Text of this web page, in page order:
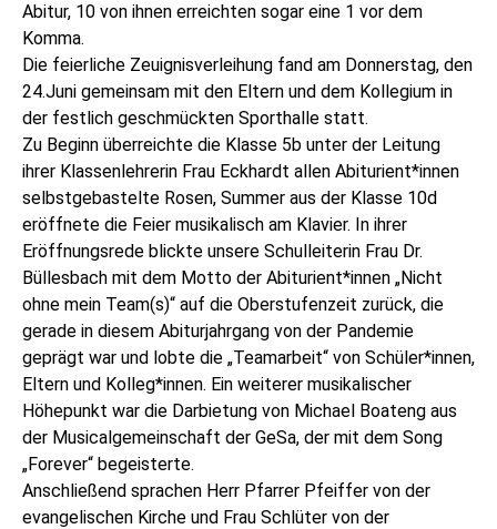
Abitur, 10 von ihnen erreichten sogar eine 1 vor dem
Komma.
Die feierliche Zeuignisverleihung fand am Donnerstag, den
24.Juni gemeinsam mit den Eltern und dem Kollegium in
der festlich geschmückten Sporthalle statt.
Zu Beginn überreichte die Klasse 5b unter der Leitung
ihrer Klassenlehrerin Frau Eckhardt allen Abiturient*innen
selbstgebastelte Rosen, Summer aus der Klasse 10d
eröffnete die Feier musikalisch am Klavier. In ihrer
Eröffnungsrede blickte unsere Schulleiterin Frau Dr.
Büllesbach mit dem Motto der Abiturient*innen „Nicht
ohne mein Team(s)“ auf die Oberstufenzeit zurück, die
gerade in diesem Abiturjahrgang von der Pandemie
geprägt war und lobte die „Teamarbeit“ von Schüler*innen,
Eltern und Kolleg*innen. Ein weiterer musikalischer
Höhepunkt war die Darbietung von Michael Boateng aus
der Musicalgemeinschaft der GeSa, der mit dem Song
„Forever“ begeisterte.
Anschließend sprachen Herr Pfarrer Pfeiffer von der
evangelischen Kirche und Frau Schlüter von der